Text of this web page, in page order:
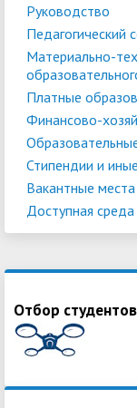
Руководство
Педагогический
Материально-
Платные
Финансово-
Стипендии и
Вакантные
Доступная среда
Отбор